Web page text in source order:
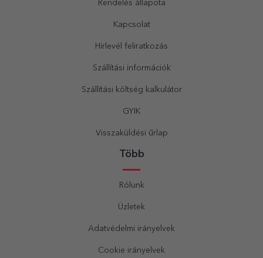
Rendelés állapota
Kapcsolat
Hírlevél feliratkozás
Szállítási információk
Szállítási költség kalkulátor
GYIK
Visszaküldési űrlap
Több
Rólunk
Üzletek
Adatvédelmi irányelvek
Cookie irányelvek